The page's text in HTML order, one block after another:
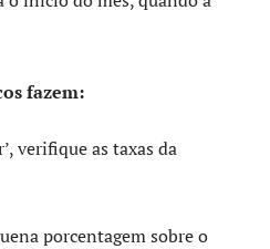
fazem:
verifique as taxas da
porcentagem sobre o